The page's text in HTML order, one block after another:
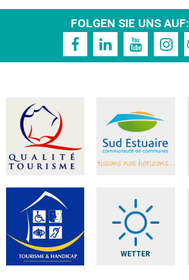
FOLGEN SIE UNS AUF:
WETTER